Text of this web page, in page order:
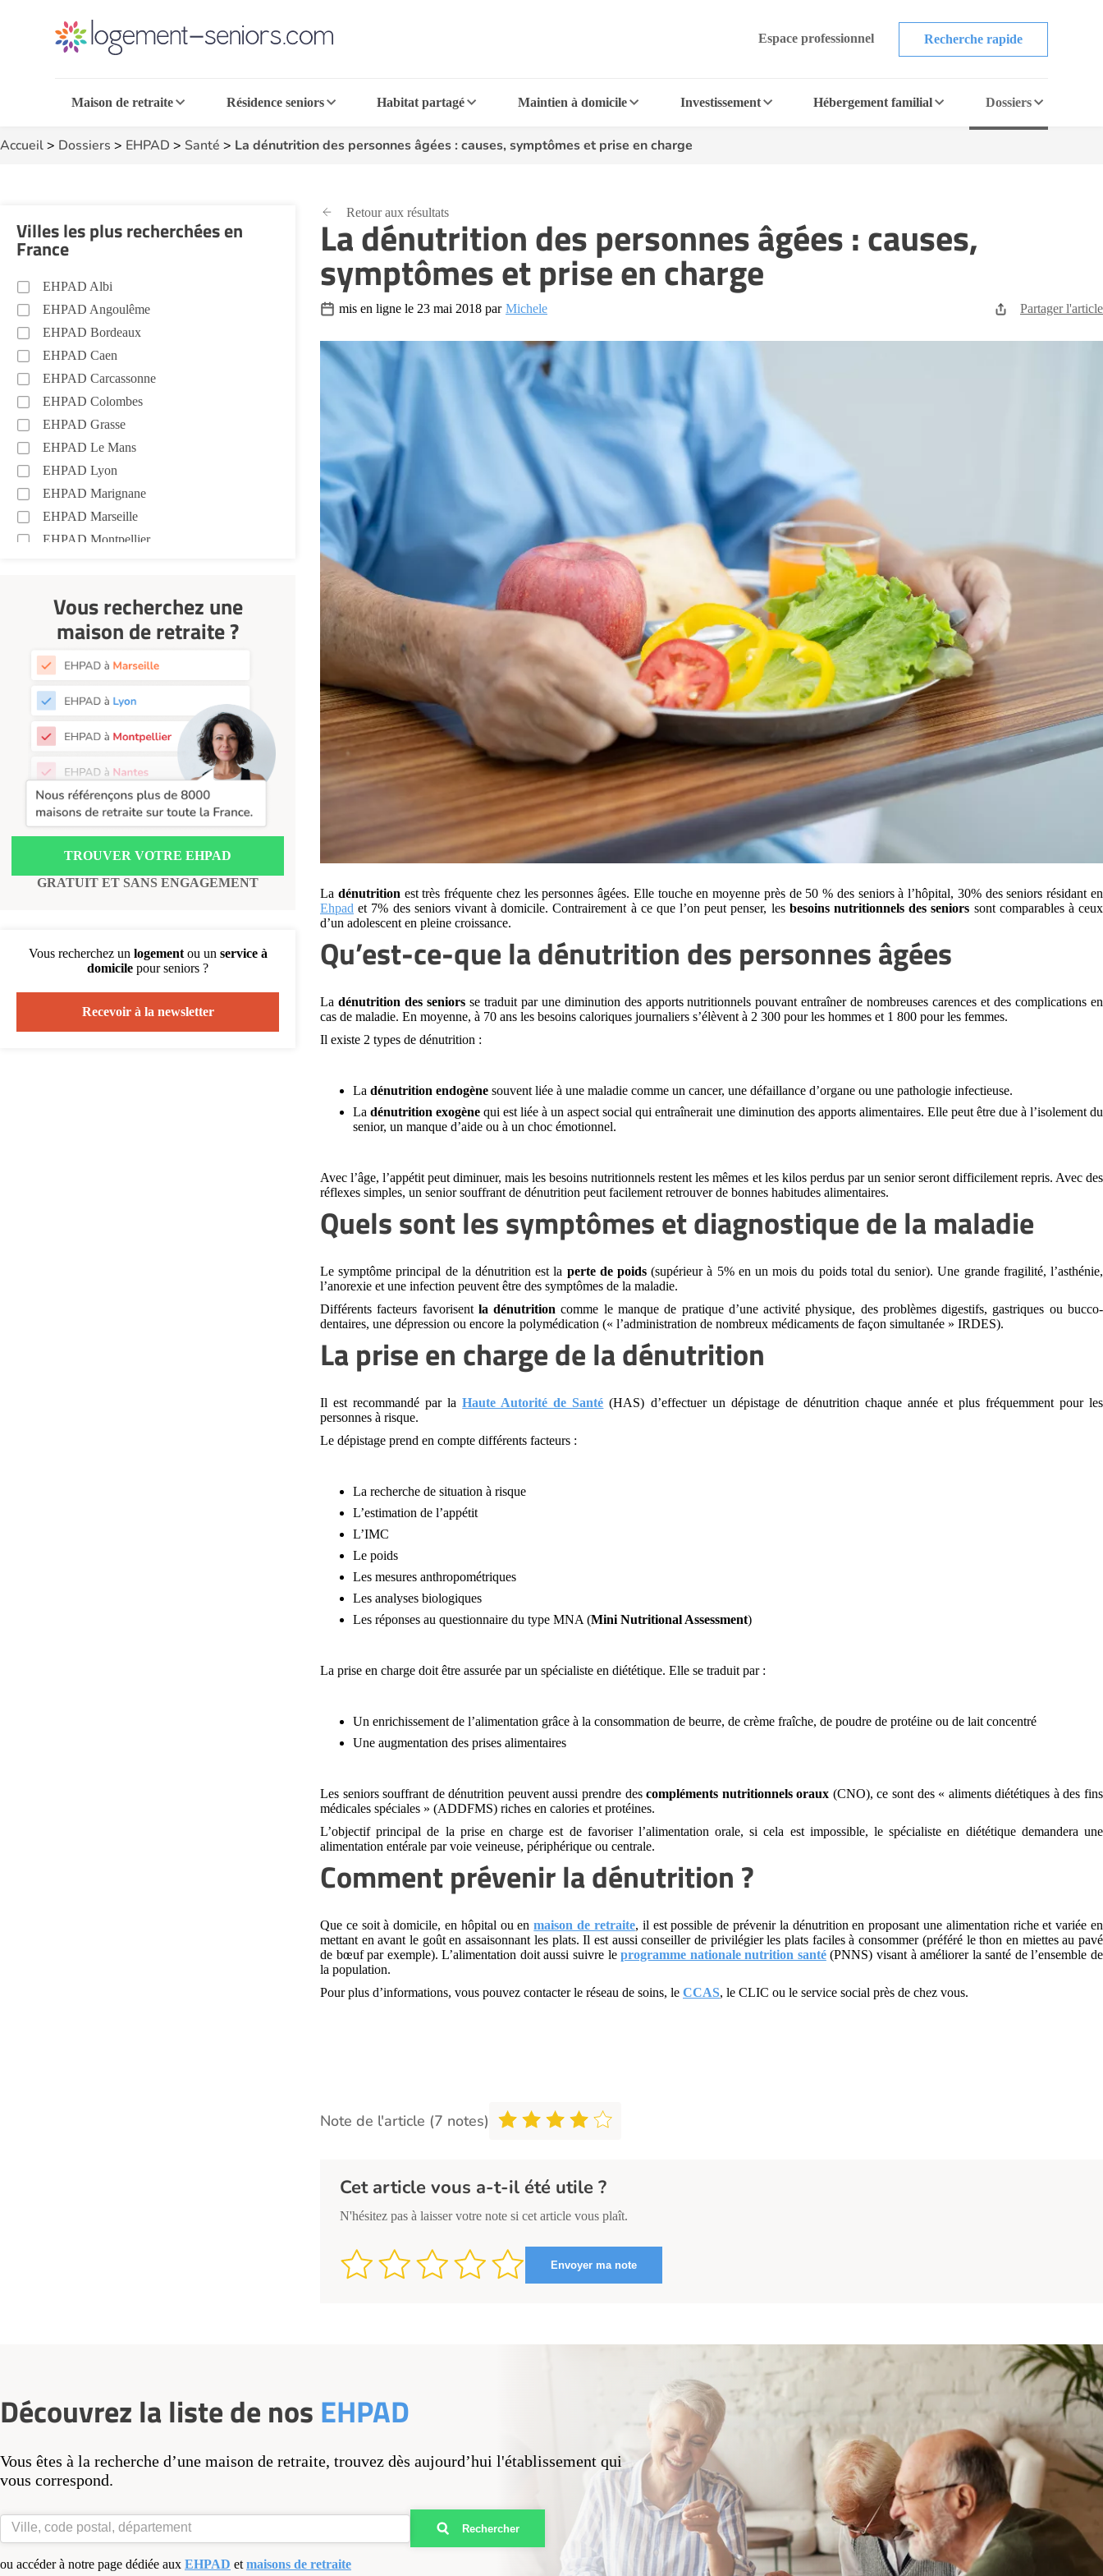
Espace professionnel Recherche rapide
Maison de retraite Résidence seniors Habitat partagé Maintien à domicile Investissement Hébergement familial Dossiers
Accueil> Dossiers > EHPAD > Santé > La dénutrition des personnes âgées : causes, symptômes et prise en charge
Villes les plus recherchées en
France
EHPAD Albi
EHPAD Angoulême
EHPAD Bordeaux
EHPAD Caen
EHPAD Carcassonne
EHPAD Colombes
EHPAD Grasse
EHPAD Le Mans
EHPAD Lyon
EHPAD Marignane
EHPAD Marseille
EHPAD Montpellier
EHPAD Paris
EHPAD Royan
EHPAD Saint-Etienne
EHPAD Toulouse
EHPAD Tours
EHPAD Troyes
Recherche par ville
Vous recherchez une
maison de retraite ?
TROUVER VOTRE EHPAD
GRATUIT ET SANS ENGAGEMENT
Vous recherchez un logementou un service à
domicile pour seniors ?
Recevoir à la newsletter
Retour aux résultats
La dénutrition des personnes âgées : causes,
symptômes et prise en charge
mis en ligne le 23 mai 2018 par Michele Partager l'article
La dénutrition est très fréquente chez les personnes âgées. Elle touche en moyenne près de 50 % des seniors à l’hôpital, 30% des seniors résidant en
Ehpad et 7% des seniors vivant à domicile. Contrairement à ce que l’on peut penser, les besoins nutritionnels des seniors sont comparables à ceux
d’un adolescent en pleine croissance.
Qu’est-ce-que la dénutrition des personnes âgées
La dénutrition des seniorsse traduit par une diminution des apports nutritionnels pouvant entraîner de nombreuses carences et des complications en
cas de maladie. En moyenne, à 70 ans les besoins caloriques journaliers s’élèvent à 2 300 pour les hommes et 1 800 pour les femmes.
Il existe 2 types de dénutrition :
La dénutrition endogène souvent liée à une maladie comme un cancer, une défaillance d’organe ou une pathologie infectieuse.
Ladénutrition exogène qui est liée à un aspect social qui entraînerait une diminution des apports alimentaires. Elle peut être due à l’isolement du
senior, un manque d’aide ou à un choc émotionnel.
Avec l’âge, l’appétit peut diminuer, mais les besoins nutritionnels restent les mêmes et les kilos perdus par un senior seront difficilement repris. Avec des
réflexes simples, un senior souffrant de dénutrition peut facilement retrouver de bonnes habitudes alimentaires.
Quels sont les symptômes et diagnostique de la maladie
Le symptôme principal de la dénutrition est la perte de poids (supérieur à 5% en un mois du poids total du senior). Une grande fragilité, l’asthénie,
l’anorexie et une infection peuvent être des symptômes de la maladie.
Différents facteurs favorisent la dénutrition comme le manque de pratique d’une activité physique, des problèmes digestifs, gastriques ou bucco-
dentaires, une dépression ou encore la polymédication (« l’administration de nombreux médicaments de façon simultanée » IRDES).
La prise en charge de la dénutrition
Il est recommandé par laHaute Autorité de Santé (HAS) d’effectuer un dépistage de dénutrition chaque année et plus fréquemment pour les
personnes à risque.
Le dépistage prend en compte différents facteurs :
La recherche de situation à risque
L’estimation de l’appétit
L’IMC
Le poids
Les mesures anthropométriques
Les analyses biologiques
Les réponses au questionnaire du type MNA (Mini Nutritional Assessment)
La prise en charge doit être assurée par un spécialiste en diététique. Elle se traduit par :
Un enrichissement de l’alimentation grâce à la consommation de beurre, de crème fraîche, de poudre de protéine ou de lait concentré
Une augmentation des prises alimentaires
Les seniors souffrant de dénutrition peuvent aussi prendre descompléments nutritionnels oraux (CNO), ce sont des « aliments diététiques à des fins
médicales spéciales » (ADDFMS) riches en calories et protéines.
L’objectif principal de la prise en charge est de favoriser l’alimentation orale, si cela est impossible, le spécialiste en diététique demandera une
alimentation entérale par voie veineuse, périphérique ou centrale.
Comment prévenir la dénutrition ?
Que ce soit à domicile, en hôpital ou enmaison de retraite, il est possible de prévenir la dénutrition en proposant une alimentation riche et variée en
mettant en avant le goût en assaisonnant les plats. Il est aussi conseiller de privilégier les plats faciles à consommer (préféré le thon en miettes au pavé
de bœuf par exemple). L’alimentation doit aussi suivre leprogramme nationale nutrition santé(PNNS) visant à améliorer la santé de l’ensemble de
la population.
Pour plus d’informations, vous pouvez contacter le réseau de soins, le CCAS, le CLIC ou le service social près de chez vous.
Note de l'article (7 notes)
Cet article vous a-t-il été utile ?
N'hésitez pas à laisser votre note si cet article vous plaît.
Découvrez la liste de nos EHPAD
Vous êtes à la recherche d’une maison de retraite, trouvez dès aujourd’hui l'établissement qui
vous correspond.
Rechercher
ou accéder à notre page dédiée aux EHPAD et maisons de retraite